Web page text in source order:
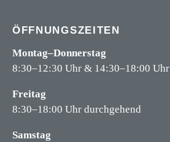
ÖFFNUNGSZEITEN
Montag–Donnerstag
8:30–12:30 Uhr & 14:30–18:00 Uhr
Freitag
8:30–18:00 Uhr durchgehend
Samstag